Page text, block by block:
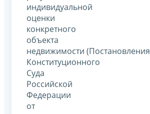
индивидуальной
оценки
конкретного
объекта
недвижимости (Постановления
Конституционного
Суда
Российской
Федерации
от